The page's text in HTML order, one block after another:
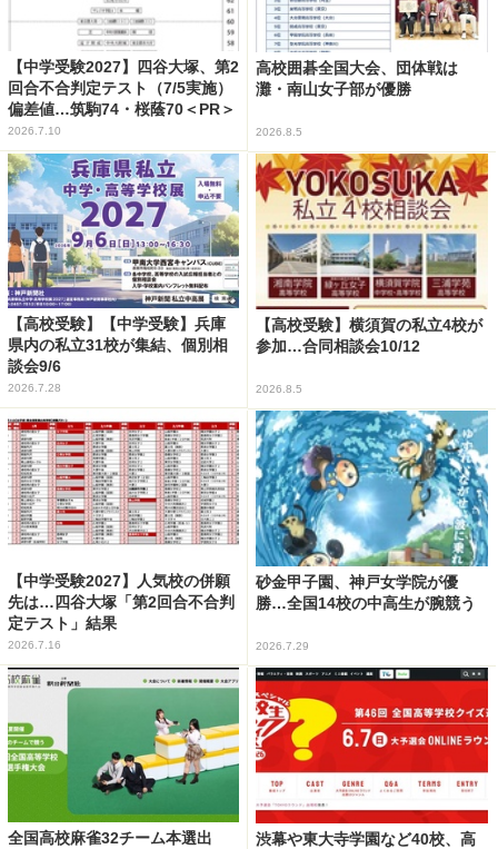
【中学受験2027】四谷大塚、第2
回合不合判定テスト（7/5実施）
偏差値…筑駒74・桜蔭70＜PR＞
2026.7.10
高校囲碁全国大会、団体戦は
灘・南山女子部が優勝
2026.8.5
【高校受験】【中学受験】兵庫
県内の私立31校が集結、個別相
談会9/6
2026.7.28
【高校受験】横須賀の私立4校が
参加…合同相談会10/12
2026.8.5
【中学受験2027】人気校の併願
先は…四谷大塚「第2回合不合判
定テスト」結果
2026.7.16
砂金甲子園、神戸女学院が優
勝…全国14校の中高生が腕競う
2026.7.29
全国高校麻雀32チーム本選出
渋幕や東大寺学園など40校、高